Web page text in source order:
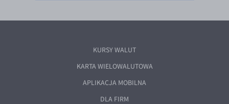
KURSY WALUT
KARTA WIELOWALUTOWA
APLIKACJA MOBILNA
DLA FIRM